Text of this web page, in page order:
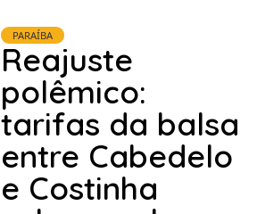
PARAÍBA
Reajuste
polêmico:
tarifas da balsa
entre Cabedelo
e Costinha